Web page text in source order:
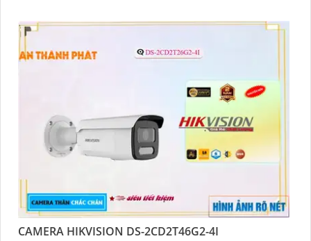
CAMERA HIKVISION DS-2CD2T46G2-4I